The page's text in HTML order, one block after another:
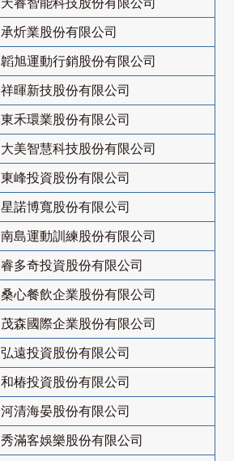
承炘業股份有限公司
韜旭運動行銷股份有限公司
祥暉新技股份有限公司
東禾環業股份有限公司
大美智慧科技股份有限公司
東峰投資股份有限公司
星諾博寬股份有限公司
南島運動訓練股份有限公司
睿多奇投資股份有限公司
桑心餐飲企業股份有限公司
茂森國際企業股份有限公司
弘遠投資股份有限公司
和椿投資股份有限公司
河清海晏股份有限公司
秀滿客娛樂股份有限公司